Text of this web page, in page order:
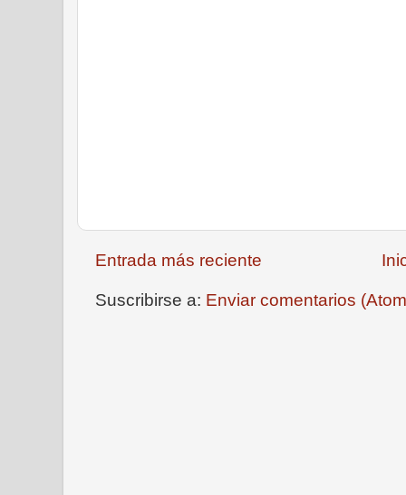
Entrada más reciente
Suscribirse a: Enviar comentarios